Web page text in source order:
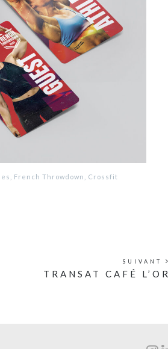
French Throwdown, Crossfit
SUIVANT
TRANSAT CAFÉ L’OR